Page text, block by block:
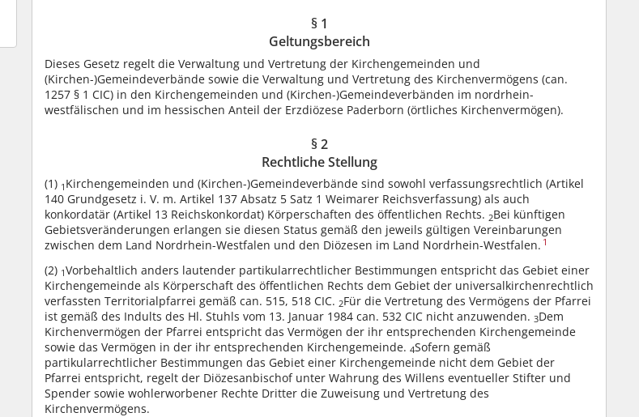
§ 1
Geltungsbereich
Dieses Gesetz regelt die Verwaltung und Vertretung der Kirchengemeinden und
(Kirchen-)Gemeindeverbände sowie die Verwaltung und Vertretung des Kirchenvermögens (can.
1257 § 1 CIC) in den Kirchengemeinden und (Kirchen-)Gemeindeverbänden im nordrhein-
westfälischen und im hessischen Anteil der Erzdiözese Paderborn (örtliches Kirchenvermögen).
§ 2
Rechtliche Stellung
(1) 1 Kirchengemeinden und (Kirchen-)Gemeindeverbände sind sowohl verfassungsrechtlich (Artikel
140 Grundgesetz i. V. m. Artikel 137 Absatz 5 Satz 1 Weimarer Reichsverfassung) als auch
konkordatär (Artikel 13 Reichskonkordat) Körperschaften des öffentlichen Rechts. 2Bei künftigen
Gebietsveränderungen erlangen sie diesen Status gemäß den jeweils gültigen Vereinbarungen
zwischen dem Land Nordrhein-Westfalen und den Diözesen im Land Nordrhein-Westfalen. 1
(2) 1Vorbehaltlich anders lautender partikularrechtlicher Bestimmungen entspricht das Gebiet einer
Kirchengemeinde als Körperschaft des öffentlichen Rechts dem Gebiet der universalkirchenrechtlich
verfassten Territorialpfarrei gemäß can. 515, 518 CIC. 2Für die Vertretung des Vermögens der Pfarrei
ist gemäß des Indults des Hl. Stuhls vom 13. Januar 1984 can. 532 CIC nicht anzuwenden. 3Dem
Kirchenvermögen der Pfarrei entspricht das Vermögen der ihr entsprechenden Kirchengemeinde
sowie das Vermögen in der ihr entsprechenden Kirchengemeinde. 4Sofern gemäß
partikularrechtlicher Bestimmungen das Gebiet einer Kirchengemeinde nicht dem Gebiet der
Pfarrei entspricht, regelt der Diözesanbischof unter Wahrung des Willens eventueller Stifter und
Spender sowie wohlerworbener Rechte Dritter die Zuweisung und Vertretung des
Kirchenvermögens.